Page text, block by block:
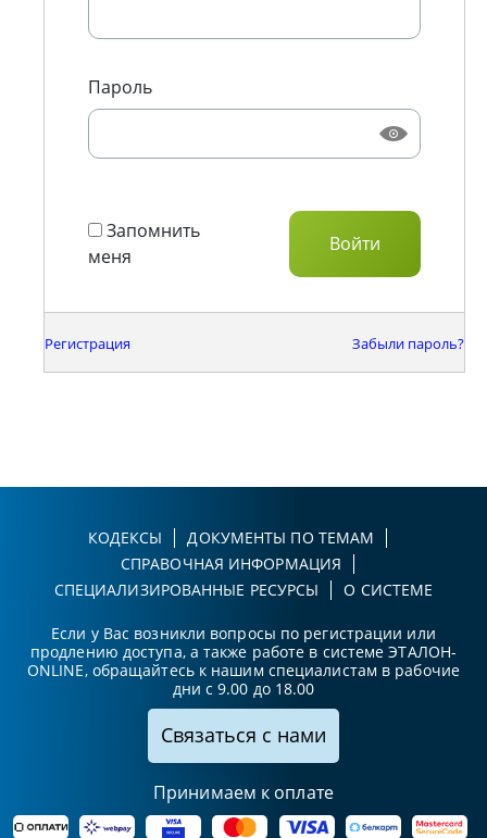
Пароль
Запомнить
меня
Регистрация Забыли пароль?
КОДЕКСЫ
ДОКУМЕНТЫ ПО ТЕМАМ
СПРАВОЧНАЯ ИНФОРМАЦИЯ
СПЕЦИАЛИЗИРОВАННЫЕ РЕСУРСЫ
О СИСТЕМЕ
Если у Вас возникли вопросы по регистрации или
продлению доступа, а также работе в системе ЭТАЛОН-
ONLINE, обращайтесь к нашим специалистам в рабочие
дни с 9.00 до 18.00
Связаться с нами
Принимаем к оплате